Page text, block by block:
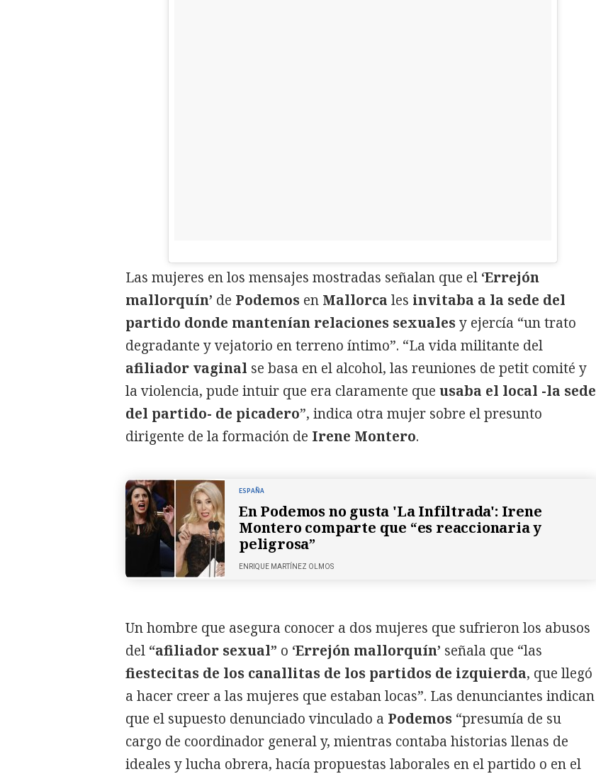
Las mujeres en los mensajes mostradas señalan que el ‘Errejón
mallorquín’ de Podemos en Mallorca les invitaba a la sede del
partido donde mantenían relaciones sexualesy ejercía “un trato
degradante y vejatorio en terreno íntimo”. “La vida militante del
afiliador vaginal se basa en el alcohol, las reuniones de petit comité y
la violencia, pude intuir que era claramente que usaba el local -la sede
del partido- de picadero”, indica otra mujer sobre el presunto
dirigente de la formación de Irene Montero.
ESPAÑA
En Podemos no gusta 'La Infiltrada': Irene
Montero comparte que “es reaccionaria y
peligrosa”
ENRIQUE MARTÍNEZ OLMOS
Un hombre que asegura conocer a dos mujeres que sufrieron los abusos
del “afiliador sexual” o ‘Errejón mallorquín’ señala que “las
fiestecitas de los canallitas de los partidos de izquierda, que llegó
a hacer creer a las mujeres que estaban locas”. Las denunciantes indican
que el supuesto denunciado vinculado a Podemos “presumía de su
cargo de coordinador general y, mientras contaba historias llenas de
ideales y lucha obrera, hacía propuestas laborales en el partido o en el